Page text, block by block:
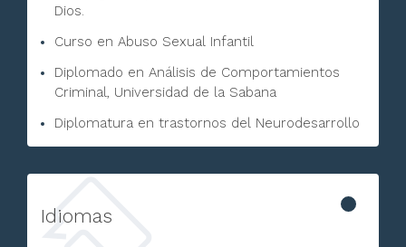
Dios.
Curso en Abuso Sexual Infantil
Diplomado en Análisis de Comportamientos
Criminal, Universidad de la Sabana
Diplomatura en trastornos del Neurodesarrollo
Idiomas